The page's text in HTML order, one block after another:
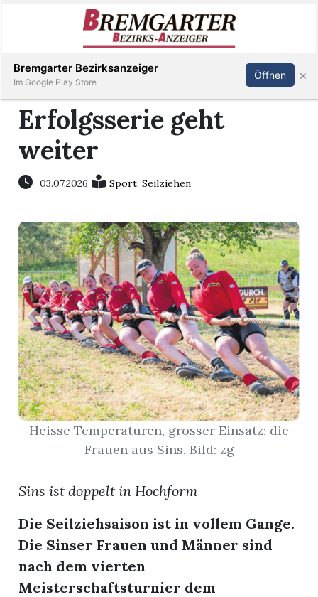
Immobilien
Veranstaltungen
Stellen
E-
Paper
Newsletter
App
Inserieren Abonnieren Anmelden
Erfolgsserie geht
weiter
03.07.2026 Sport,Seilziehen
Heisse Temperaturen, grosser Einsatz: die
Frauen aus Sins. Bild: zg
Sins ist doppelt in Hochform
Die Seilziehsaison ist in vollem Gange.
Die Sinser Frauen und Männer sind
nach dem vierten
Meisterschaftsturnier dem
Bremgarter Bezirksanzeiger
Im Google Play Store
Öffnen ×